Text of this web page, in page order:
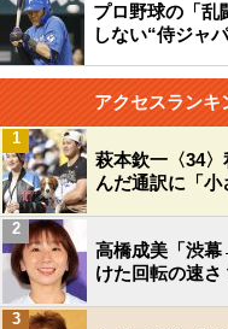
プロ野球の「
しない“侍ジャ
アクセスランキ
萩本欽一〈34
んだ通訳に「小
1
高橋成美「渋
けた回転の速
2
3